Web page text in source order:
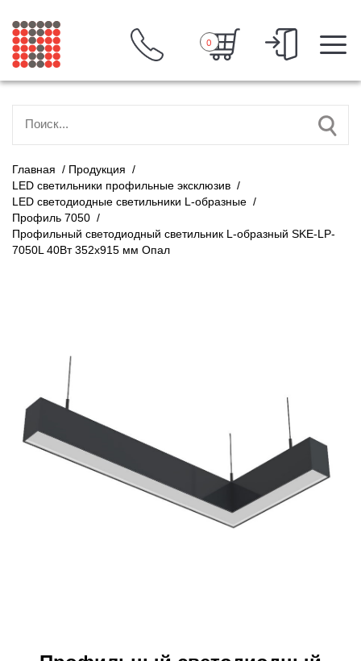
0
Главная / Продукция /
LED светильники профильные эксклюзив /
LED светодиодные светильники L-образные /
Профиль 7050 /
Профильный светодиодный светильник L-образный SKE-LP-
7050L 40Вт 352x915 мм Опал